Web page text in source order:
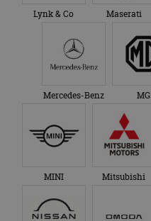
Lynk & Co Maserati
Mercedes-Benz MG
MINI Mitsubishi